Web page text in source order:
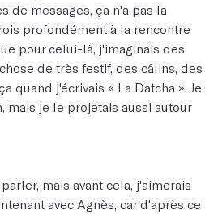
de messages, ça n'a pas la
profondément à la rencontre
pour celui-là, j'imaginais des
de très festif, des câlins, des
quand j'écrivais « La Datcha ». Je
mais je le projetais aussi autour
mais avant cela, j'aimerais
avec Agnès, car d'après ce